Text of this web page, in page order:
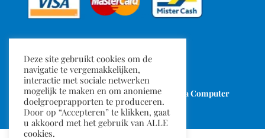
TuMeGonfles.be - Gemaakt doorAlbuma Computer
Services
Deze site gebruikt cookies om de
navigatie te vergemakkelijken,
interactie met sociale netwerken
mogelijk te maken en om anonieme
doelgroeprapporten te produceren.
Door op “Accepteren” te klikken, gaat
u akkoord met het gebruik van ALLE
cookies.